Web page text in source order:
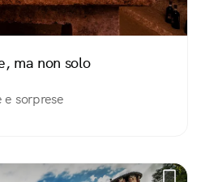
ma non solo
sorprese